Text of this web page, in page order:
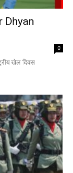
0
खेल दिवस